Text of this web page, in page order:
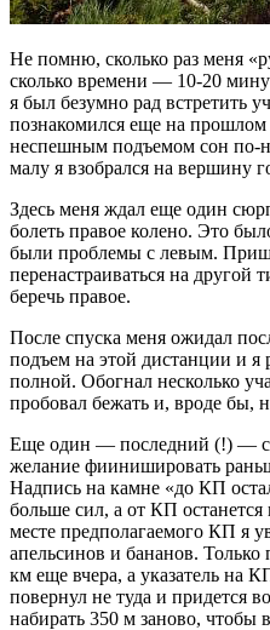
Не помню, сколько раз меня
сколько времени — 10-20
я был безумно рад встретить
познакомился еще на прошлом
неспешным подъемом сон по-
малу я взобрался на вершину
Здесь меня ждал еще один
болеть правое колено. Это
были проблемы с левым.
перенастраиваться на другой
беречь правое.
После спуска меня ожидал
подъем на этой дистанции и я
полной. Обогнал несколько
пробовал бежать и, вроде бы,
Еще один — последний (!) —
желание фиинишировать
Надпись на камне «до КП
больше сил, а от КП
месте предполагаемого КП я
апельсинов и бананов.
км еще вчера, а указатель на
повернул не туда и придется
набирать 350 м заново,